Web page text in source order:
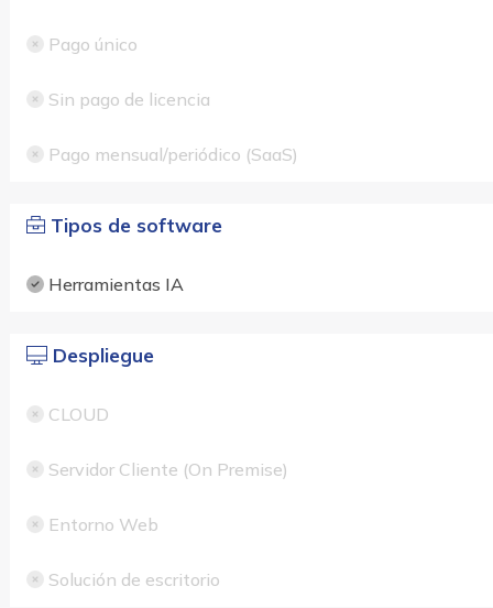
Pago único
Sin pago de licencia
Pago mensual/periódico (SaaS)
Tipos de software
Herramientas IA
Despliegue
CLOUD
Servidor Cliente (On Premise)
Entorno Web
Solución de escritorio